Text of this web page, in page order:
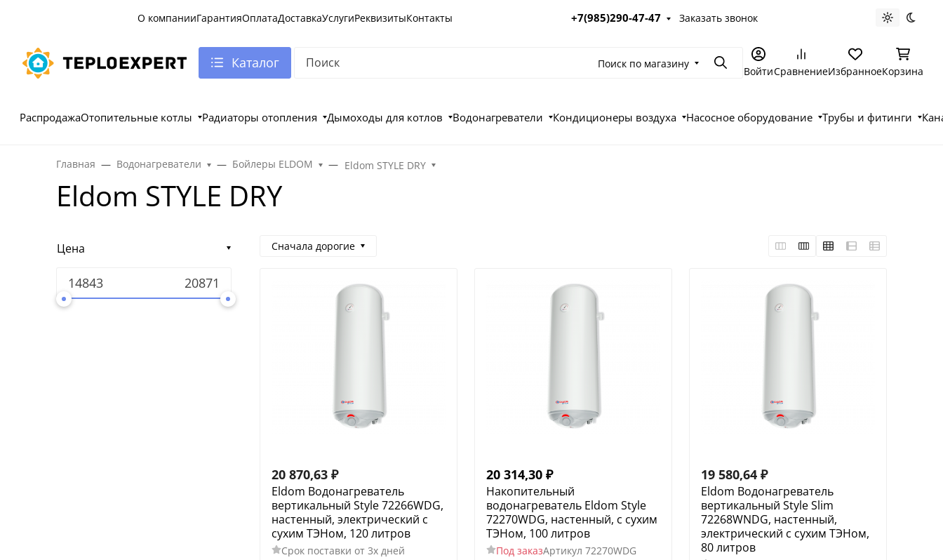
О компанииГарантияОплатаДоставкаУслугиРеквизитыКонтакты +7(985)290-47-47 Заказать звонок Светлая
Каталог Поиск по магазину ПоискВойтиСравнениеИзбранноеКорзина
РаспродажаОтопительные котлы Радиаторы отопления Дымоходы для котлов Водонагреватели Кондиционеры воздуха Насосное оборудование Трубы и фитинги
Главная Водонагреватели Бойлеры ELDOM Eldom STYLE DRY
Eldom STYLE DRY
Цена Сначала дорогие
20 870,63 ₽
Eldom Водонагреватель
вертикальный Style 72266WDG,
настенный, электрический с
сухим ТЭНом, 120 литров
Срок поставки от 3х дней
20 314,30 ₽
Накопительный
водонагреватель Eldom Style
72270WDG, настенный, с сухим
ТЭНом, 100 литров
Под заказАртикул 72270WDG
19 580,64 ₽
Eldom Водонагреватель
вертикальный Style Slim
72268WNDG, настенный,
электрический с сухим ТЭНом,
80 литров